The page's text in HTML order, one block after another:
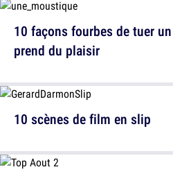
10 façons fourbes de tuer
prend du plaisir
10 scènes de film en slip